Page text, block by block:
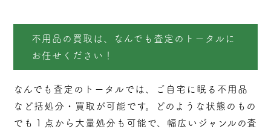
不用品の買取は、なんでも査定のトータルに
お任せください！
なんでも査定のトータルでは、ご自宅に眠る不用品
など括処分・ 買取 が可能です。どのような状態のもの
でも１点から大量処分も可能で、幅広いジャンルの査